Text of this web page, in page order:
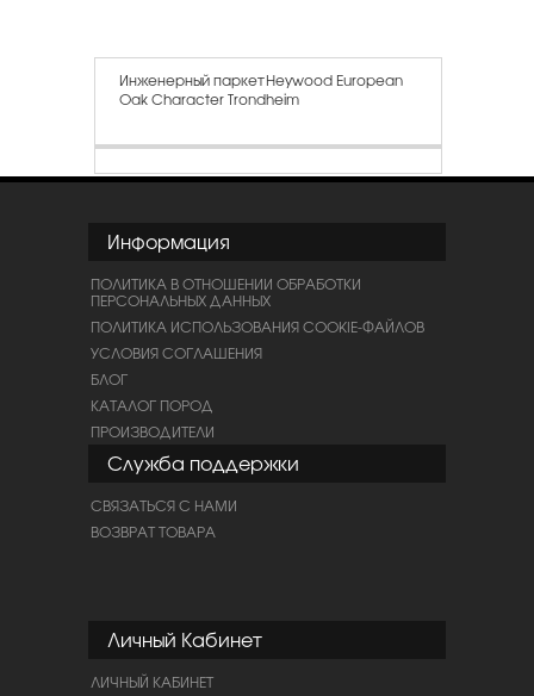
Инженерный паркет Heywood European
Oak Character Trondheim
Информация
ПОЛИТИКА В ОТНОШЕНИИ ОБРАБОТКИ
ПЕРСОНАЛЬНЫХ ДАННЫХ
ПОЛИТИКА ИСПОЛЬЗОВАНИЯ COOKIE-ФАЙЛОВ
УСЛОВИЯ СОГЛАШЕНИЯ
БЛОГ
КАТАЛОГ ПОРОД
ПРОИЗВОДИТЕЛИ
Служба поддержки
СВЯЗАТЬСЯ С НАМИ
ВОЗВРАТ ТОВАРА
Личный Кабинет
ЛИЧНЫЙ КАБИНЕТ